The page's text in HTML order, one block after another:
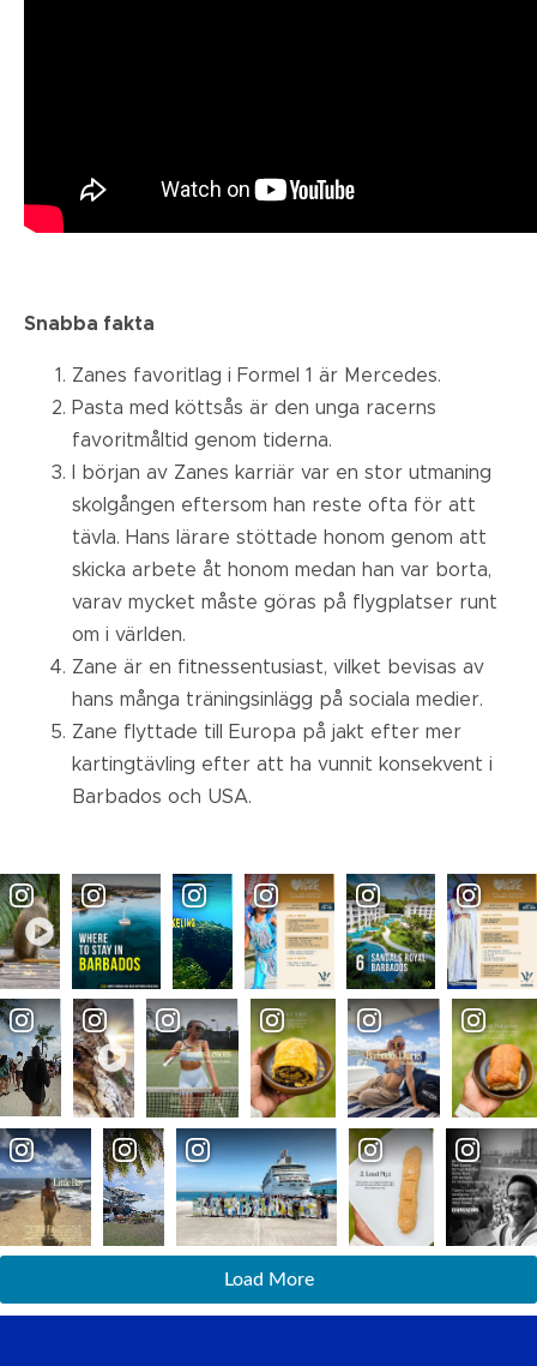
Snabba fakta
Zanes favoritlag i Formel 1 är Mercedes.
Pasta med köttsås är den unga racerns
favoritmåltid genom tiderna.
I början av Zanes karriär var en stor utmaning
skolgången eftersom han reste ofta för att
tävla. Hans lärare stöttade honom genom att
skicka arbete åt honom medan han var borta,
varav mycket måste göras på flygplatser runt
om i världen.
Zane är en fitnessentusiast, vilket bevisas av
hans många träningsinlägg på sociala medier.
Zane flyttade till Europa på jakt efter mer
kartingtävling efter att ha vunnit konsekvent i
Barbados och USA.
Load More